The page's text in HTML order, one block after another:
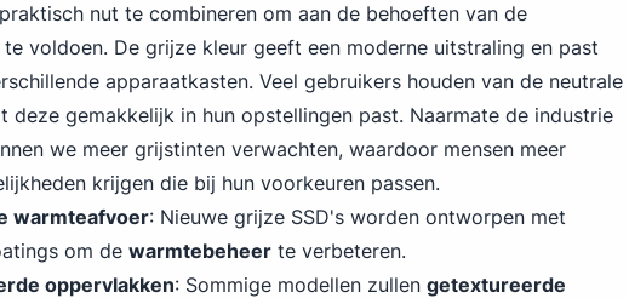
nut te combineren om aan de behoeften van de
voldoen. De grijze kleur geeft een moderne uitstraling en past
apparaatkasten. Veel gebruikers houden van de neutrale
deze gemakkelijk in hun opstellingen past. Naarmate de industrie
we meer grijstinten verwachten, waardoor mensen meer
krijgen die bij hun voorkeuren passen.
warmteafvoer: Nieuwe grijze SSD's worden ontworpen met
om de warmtebeheer te verbeteren.
oppervlakken: Sommige modellen zullen getextureerde